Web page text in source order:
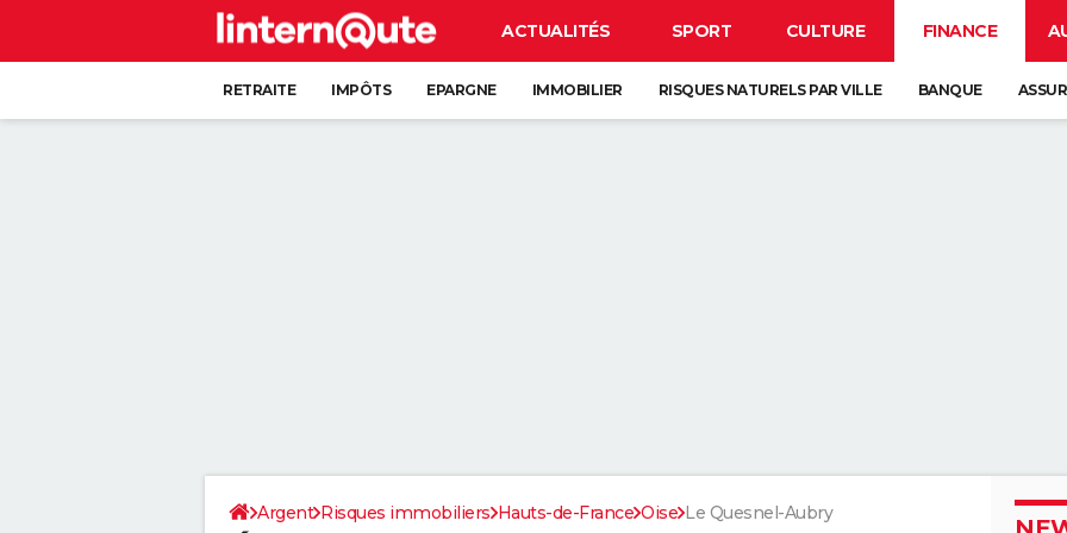
ACTUALITÉS SPORT CULTURE FINANCE
RETRAITE IMPÔTS EPARGNE IMMOBILIER RISQUES NATURELS PAR VILLE BANQUE
Argent Risques immobiliers Hauts-de-France Oise Le Quesnel-Aubry